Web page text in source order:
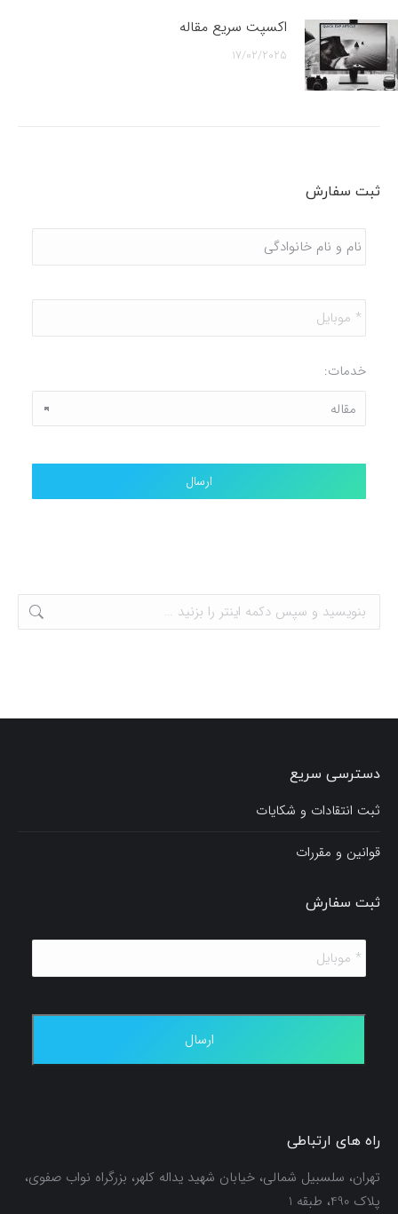
اکسپت سریع مقاله
17/02/2025
ثبت سفارش
نام
و
*
موبایل *
خدمات:
دسترسی سریع
ثبت انتقادات و شکایات
قوانین و مقررات
ثبت سفارش
*
موبایل *
راه های ارتباطی
تهران، سلسبیل شمالی، خیابان شهید یداله کلهر، بزرگراه نواب صفوی،
پلاک 490، طبقه 1